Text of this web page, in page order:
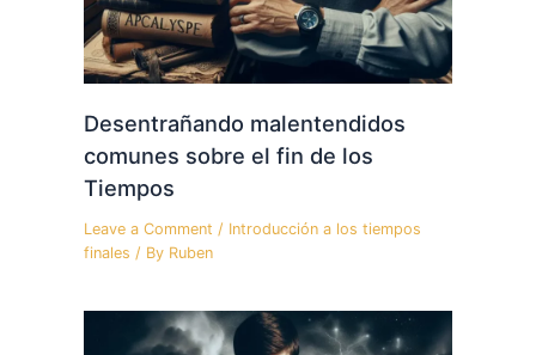
Desentrañando malentendidos
comunes sobre el fin de los
Tiempos
Leave a Comment / Introducción a los tiempos
finales / By Ruben